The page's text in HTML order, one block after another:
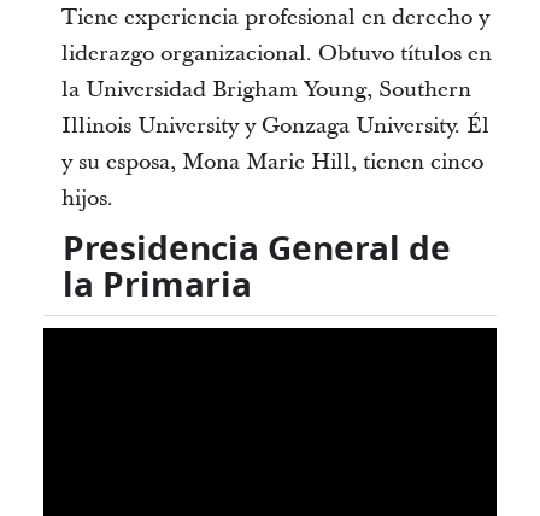
Tiene experiencia profesional en derecho y
liderazgo organizacional. Obtuvo títulos en
la Universidad Brigham Young, Southern
Illinois University y Gonzaga University. Él
y su esposa, Mona Marie Hill, tienen cinco
hijos.
Presidencia General de
la Primaria